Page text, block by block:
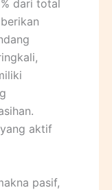
dari total
aktif
pasif,